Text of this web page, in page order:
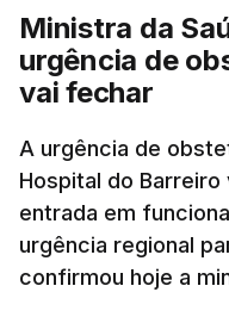
Ministra da
urgência de
vai fechar
A urgência de
Hospital do
entrada em
urgência regional
confirmou hoje a